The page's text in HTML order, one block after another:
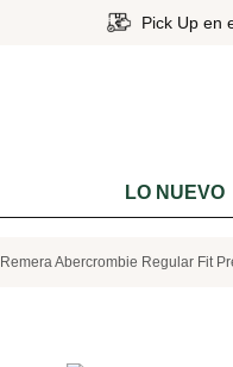
Pick Up en
LO NUEVO
Remera Abercrombie Regular Fit